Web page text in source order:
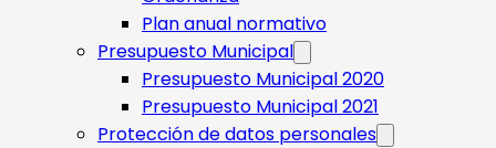
Plan anual normativo
Presupuesto Municipal
Presupuesto Municipal 2020
Presupuesto Municipal 2021
Protección de datos personales